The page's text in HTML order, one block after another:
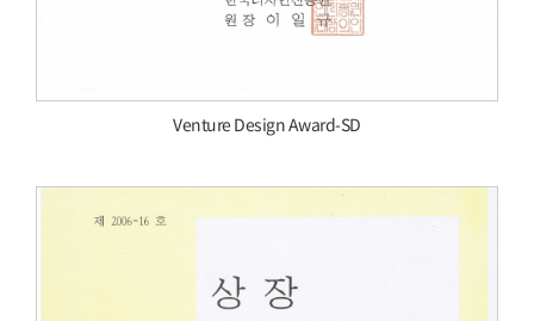
Venture Design Award-SD